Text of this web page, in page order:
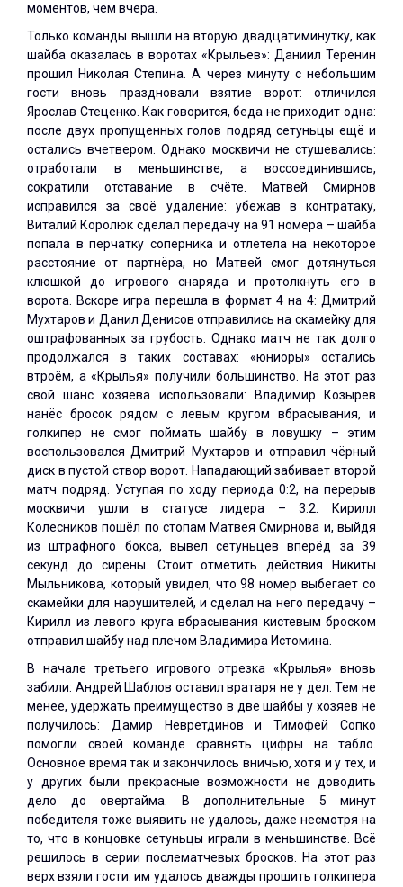
моментов, чем вчера.
Только команды вышли на вторую двадцатиминутку, как
шайба оказалась в воротах «Крыльев»: Даниил Теренин
прошил Николая Степина. А через минуту с небольшим
гости вновь праздновали взятие ворот: отличился
Ярослав Стеценко. Как говорится, беда не приходит одна:
после двух пропущенных голов подряд сетуньцы ещё и
остались вчетвером. Однако москвичи не стушевались:
отработали в меньшинстве, а воссоединившись,
сократили отставание в счёте. Матвей Смирнов
исправился за своё удаление: убежав в контратаку,
Виталий Королюк сделал передачу на 91 номера – шайба
попала в перчатку соперника и отлетела на некоторое
расстояние от партнёра, но Матвей смог дотянуться
клюшкой до игрового снаряда и протолкнуть его в
ворота. Вскоре игра перешла в формат 4 на 4: Дмитрий
Мухтаров и Данил Денисов отправились на скамейку для
оштрафованных за грубость. Однако матч не так долго
продолжался в таких составах: «юниоры» остались
втроём, а «Крылья» получили большинство. На этот раз
свой шанс хозяева использовали: Владимир Козырев
нанёс бросок рядом с левым кругом вбрасывания, и
голкипер не смог поймать шайбу в ловушку – этим
воспользовался Дмитрий Мухтаров и отправил чёрный
диск в пустой створ ворот. Нападающий забивает второй
матч подряд. Уступая по ходу периода 0:2, на перерыв
москвичи ушли в статусе лидера – 3:2. Кирилл
Колесников пошёл по стопам Матвея Смирнова и, выйдя
из штрафного бокса, вывел сетуньцев вперёд за 39
секунд до сирены. Стоит отметить действия Никиты
Мыльникова, который увидел, что 98 номер выбегает со
скамейки для нарушителей, и сделал на него передачу –
Кирилл из левого круга вбрасывания кистевым броском
отправил шайбу над плечом Владимира Истомина.
В начале третьего игрового отрезка «Крылья» вновь
забили: Андрей Шаблов оставил вратаря не у дел. Тем не
менее, удержать преимущество в две шайбы у хозяев не
получилось: Дамир Невретдинов и Тимофей Сопко
помогли своей команде сравнять цифры на табло.
Основное время так и закончилось вничью, хотя и у тех, и
у других были прекрасные возможности не доводить
дело до овертайма. В дополнительные 5 минут
победителя тоже выявить не удалось, даже несмотря на
то, что в концовке сетуньцы играли в меньшинстве. Всё
решилось в серии послематчевых бросков. На этот раз
верх взяли гости: им удалось дважды прошить голкипера